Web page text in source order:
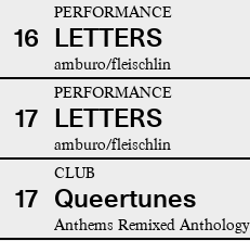
16
PERFORMANCE
LETTERS
amburo/fleischlin
17
PERFORMANCE
LETTERS
amburo/fleischlin
17
CLUB
Queertunes
Anthems Remixed Anthology